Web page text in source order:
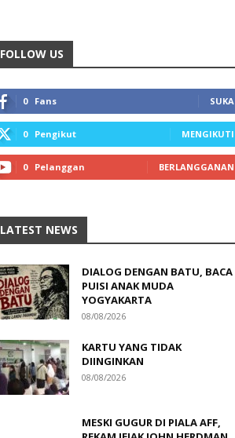
FOLLOW US
0 Fans SUKA
0 Pengikut MENGIKUTI
0 Pelanggan BERLANGGANAN
LATEST NEWS
DIALOG DENGAN BATU, BACA
PUISI ANAK MUDA
YOGYAKARTA
08/08/2026
KARTU YANG TIDAK
DIINGINKAN
08/08/2026
MESKI GUGUR DI PIALA AFF,